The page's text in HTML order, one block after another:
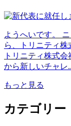
ようへいです。
ら、トリニティ株
トリニティ株式
から新しいチャレ
もっと見る
カテゴリー